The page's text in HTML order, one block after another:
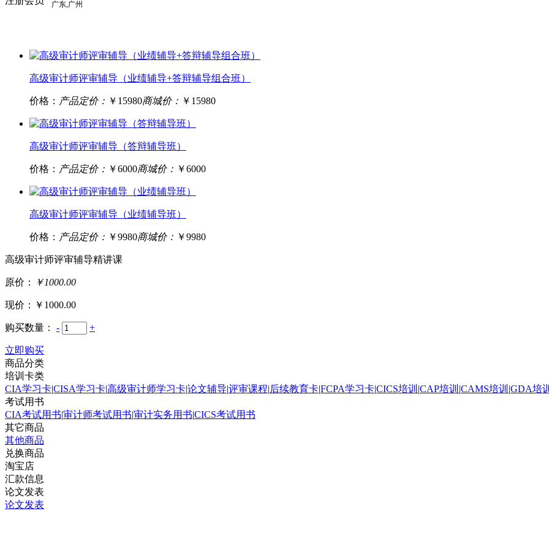
高级审计师评审辅导（业绩辅导+答辩辅导组合班）
价格： 产品定价： ￥15980商城价： ￥15980
高级审计师评审辅导（答辩辅导班）
价格： 产品定价： ￥6000商城价： ￥6000
高级审计师评审辅导（业绩辅导班）
价格： 产品定价： ￥9980商城价： ￥9980
高级审计师评审辅导精讲课
原价： ￥1000.00
现价： ￥1000.00
购买数量： - +
立即购买
商品分类
培训卡类
CIA学习卡|CISA学习卡|高级审计师学习卡|论文辅导|评审课程|后续教育卡|FCPA学习卡|CICS培训 |CAP培训 |CAMS培训 |GDA培
考试用书
CIA考试用书|审计师考试用书|审计实务用书|CICS考试用书
其它商品
其他商品
兑换商品
淘宝店
汇款信息
论文发表
论文发表